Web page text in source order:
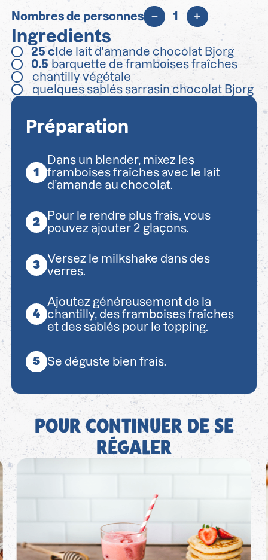
Nombres de personnes 1
Ingredients
25 cl de lait d'amande chocolat Bjorg
0.5 barquette de framboises fraîches
chantilly végétale
quelques sablés sarrasin chocolat Bjorg
Préparation
Dans un blender, mixez les
framboises fraîches avec le lait
d’amande au chocolat.
Pour le rendre plus frais, vous
pouvez ajouter 2 glaçons.
Versez le milkshake dans des
verres.
Ajoutez généreusement de la
chantilly, des framboises fraîches
et des sablés pour le topping.
Se déguste bien frais.
POUR CONTINUER DE SE
RÉGALER